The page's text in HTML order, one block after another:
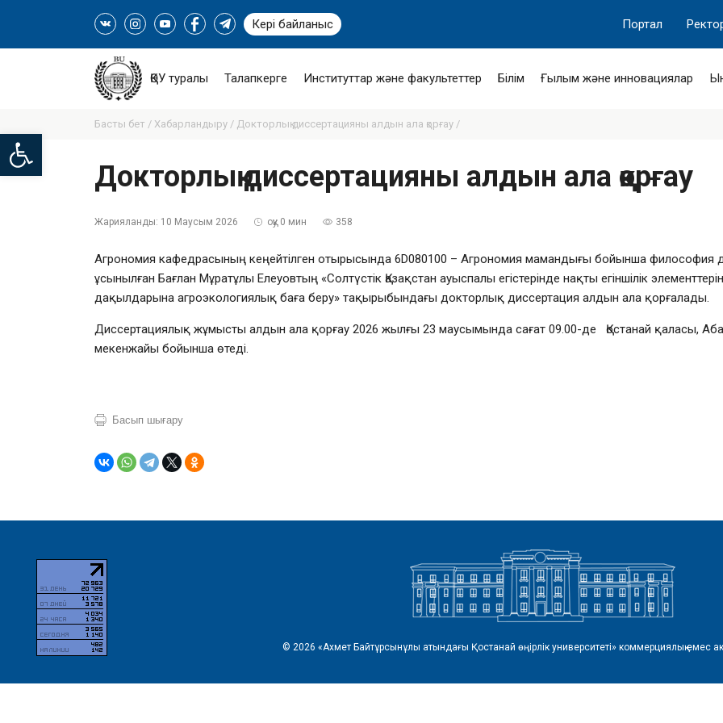
Open toolbar
Кері байланыс Портал
ҚӨУ туралы Талапкерге Институттар және факультеттер Білім Ғылым және инновациялар
Басты бет / Хабарландыру / Докторлық диссертацияны алдын ала қорғау /
Докторлық диссертацияны алдын ала қорғау
Жарияланды: 10 Маусым 2026 оқу 0 мин 358
Агрономия кафедрасының кеңейтілген отырысында 6D080100 – Агрономия мамандығы бойынша философия
ұсынылған Бағлан Мұратұлы Елеуовтың «Солтүстік Қазақстан ауыспалы егістерінде нақты егіншілік
дақылдарына агроэкологиялық баға беру» тақырыбындағы докторлық диссертация алдын ала қорғалады.
Диссертациялық жұмысты алдын ала қорғау 2026 жылғы 23 маусымында сағат 09.00-де Қостанай қаласы,
мекенжайы бойынша өтеді.
Басып шығару
© 2026 «Ахмет Байтұрсынұлы атындағы Қостанай өңірлік университеті» коммерциялық емес